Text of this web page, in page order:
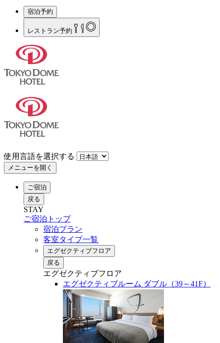
宿泊予約
レストラン予約
使用言語を選択する
メニューを開く
ご宿泊
戻る
STAY
ご宿泊トップ
宿泊プラン
客室タイプ一覧
エグゼクティブフロア
戻る
エグゼクティブフロア
エグゼクティブルーム ダブル（39～41F）